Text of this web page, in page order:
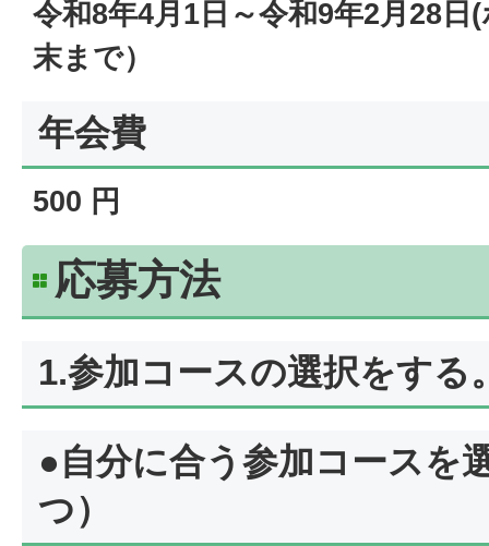
令和8年4月1日～令和9年2月28日
末まで）
年会費
500 円
応募方法
1.参加コースの選択をする
●自分に合う参加コースを
つ）